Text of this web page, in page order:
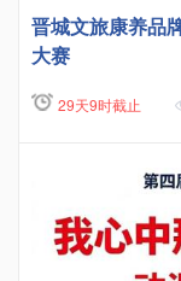
晋城文旅康养品
大赛
29天9时截止